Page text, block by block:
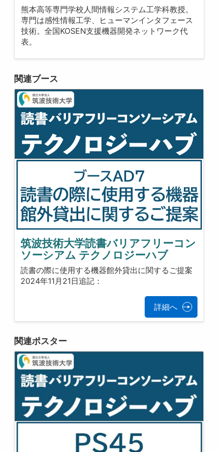
熊本高等専門学校人間情報システム工学科教授。
専門は感性情報工学、ヒューマンインタフェース
技術。全国KOSEN支援機器開発ネットワーク代
表。
関連ブース
筑波技術大学読書バリアフリーコン
ソーシアム テクノロジーハブ
読書の際に使用する機器館外貸出に関するご提案
2024年11月21日追記：
詳細へ
関連ポスター